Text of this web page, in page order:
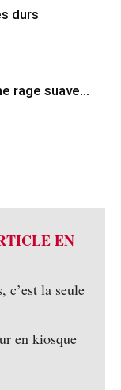
durs
rage suave…
EN
c’est la seule
en kiosque